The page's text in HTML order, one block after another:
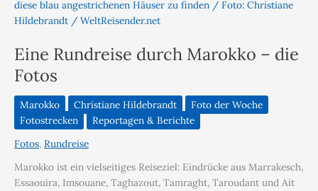
Eine Rundreise durch Marokko – die
Fotos
Marokko Christiane Hildebrandt
Foto der Woche
Fotostrecken
Reportagen & Berichte
Fotos, Rundreise
Marokko ist ein vielseitiges Reiseziel: Eindrücke aus Marrakesch,
Essaouira, Imsouane, Taghazout, Tamraght, Taroudant und Ait